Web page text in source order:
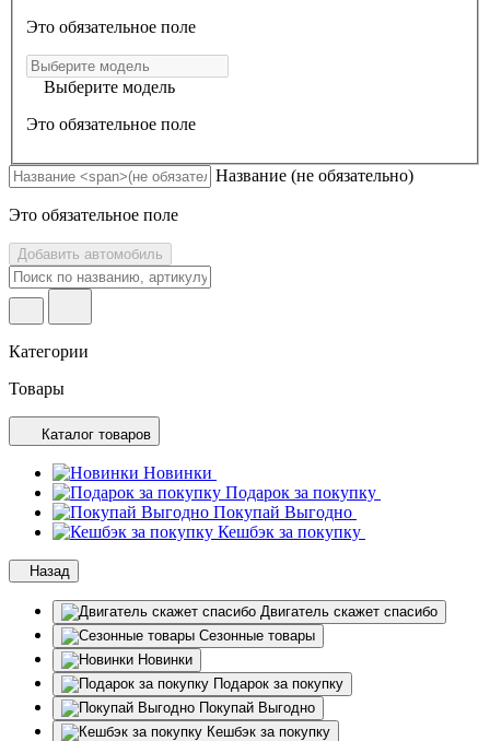
Это обязательное поле
Выберите модель
Это обязательное поле
Название (не обязательно)
Это обязательное поле
Добавить автомобиль
Категории
Товары
Каталог товаров
Новинки
Подарок за покупку
Покупай Выгодно
Кешбэк за покупку
Назад
Двигатель скажет спасибо
Сезонные товары
Новинки
Подарок за покупку
Покупай Выгодно
Кешбэк за покупку